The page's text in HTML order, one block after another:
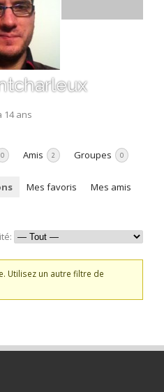
14 ans
0 Amis 2 Groupes 0
Mes favoris
Mes amis
Utilisez un autre filtre de